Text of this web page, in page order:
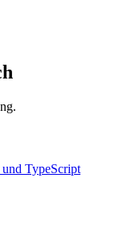
TypeScript